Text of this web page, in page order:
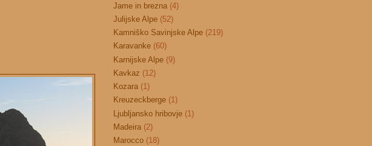
Jame in brezna (4)
Julijske Alpe (52)
Kamniško Savinjske Alpe (219)
Karavanke (60)
Karnijske Alpe (9)
Kavkaz (12)
Kozara (1)
Kreuzeckberge (1)
Ljubljansko hribovje (1)
Madeira (2)
Marocco (18)